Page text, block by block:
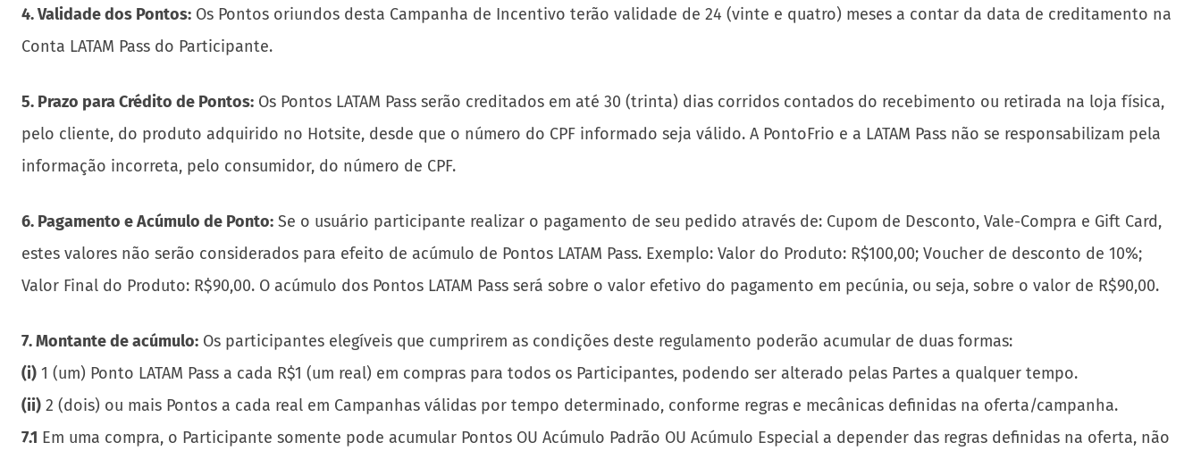
4. Validade dos Pontos: Os Pontos oriundos desta Campanha de Incentivo terão validade de 24 (vinte e quatro) meses a contar da data de creditamento na
Conta LATAM Pass do Participante.
5. Prazo para Crédito de Pontos: Os Pontos LATAM Pass serão creditados em até 30 (trinta) dias corridos contados do recebimento ou retirada na loja física,
pelo cliente, do produto adquirido no Hotsite, desde que o número do CPF informado seja válido. A PontoFrio e a LATAM Pass não se responsabilizam pela
informação incorreta, pelo consumidor, do número de CPF.
6. Pagamento e Acúmulo de Ponto: Se o usuário participante realizar o pagamento de seu pedido através de: Cupom de Desconto, Vale-Compra e Gift Card,
estes valores não serão considerados para efeito de acúmulo de Pontos LATAM Pass. Exemplo: Valor do Produto: R$100,00; Voucher de desconto de 10%;
Valor Final do Produto: R$90,00. O acúmulo dos Pontos LATAM Pass será sobre o valor efetivo do pagamento em pecúnia, ou seja, sobre o valor de R$90,00.
7. Montante de acúmulo: Os participantes elegíveis que cumprirem as condições deste regulamento poderão acumular de duas formas:
(i) 1 (um) Ponto LATAM Pass a cada R$1 (um real) em compras para todos os Participantes, podendo ser alterado pelas Partes a qualquer tempo.
(ii) 2 (dois) ou mais Pontos a cada real em Campanhas válidas por tempo determinado, conforme regras e mecânicas definidas na oferta/campanha.
7.1 Em uma compra, o Participante somente pode acumular Pontos OU Acúmulo Padrão OU Acúmulo Especial a depender das regras definidas na oferta, não